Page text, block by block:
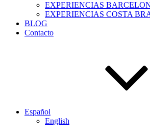
EXPERIENCIAS
EXPERIENCIAS COSTA
BLOG
Contacto
Español
English